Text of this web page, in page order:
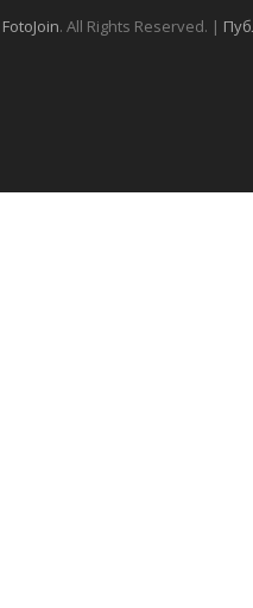
FotoJoin. All Rights Reserved. |